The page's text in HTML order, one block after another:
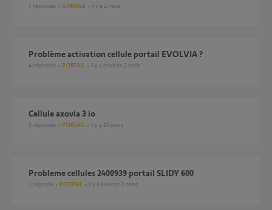
7 réponses GARAGE il y a 2 mois
Problème activation cellule portail EVOLVIA ?
4 réponses PORTAIL il y a environ 2 mois
cellule axovia 3 io
3 réponses PORTAIL il y a 10 jours
Probleme cellules 2400939 portail SLIDY 600
1 réponse PORTAIL il y a environ 2 mois